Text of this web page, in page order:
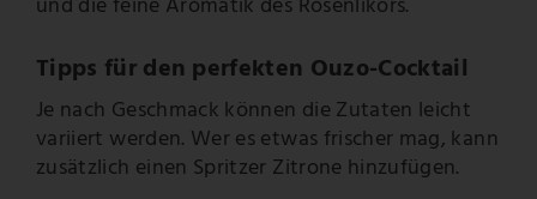
und die feine Aromatik des Rosenlikörs.
Tipps für den perfekten Ouzo-Cocktail
Je nach Geschmack können die Zutaten leicht
variiert werden. Wer es etwas frischer mag, kann
zusätzlich einen Spritzer Zitrone hinzufügen.